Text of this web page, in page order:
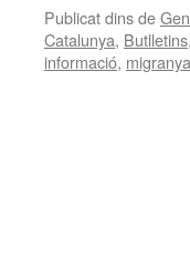
Publicat dins de
Catalunya, Butlletins,
informació, migranya